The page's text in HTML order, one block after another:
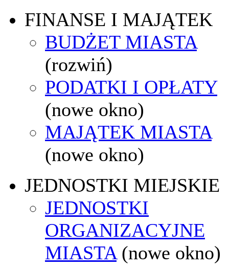
FINANSE I MAJĄTEK
BUDŻET MIASTA
(rozwiń)
PODATKI I OPŁATY
(nowe okno)
MAJĄTEK MIASTA
(nowe okno)
JEDNOSTKI MIEJSKIE
JEDNOSTKI
ORGANIZACYJNE
MIASTA (nowe okno)